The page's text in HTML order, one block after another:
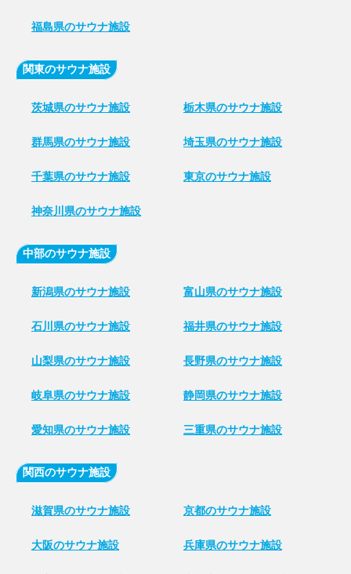
福島県のサウナ施設
関東のサウナ施設
茨城県のサウナ施設 栃木県のサウナ施設
群馬県のサウナ施設 埼玉県のサウナ施設
千葉県のサウナ施設 東京のサウナ施設
神奈川県のサウナ施設
中部のサウナ施設
新潟県のサウナ施設 富山県のサウナ施設
石川県のサウナ施設 福井県のサウナ施設
山梨県のサウナ施設 長野県のサウナ施設
岐阜県のサウナ施設 静岡県のサウナ施設
愛知県のサウナ施設 三重県のサウナ施設
関西のサウナ施設
滋賀県のサウナ施設 京都のサウナ施設
大阪のサウナ施設 兵庫県のサウナ施設